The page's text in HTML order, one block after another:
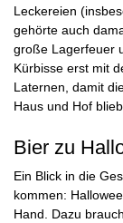
Leckereien
gehörte auch
große Lagerfeuer
Kürbisse erst mit
Laternen, damit
Haus und Hof
Bier zu
Ein Blick in die
kommen:
Hand. Dazu